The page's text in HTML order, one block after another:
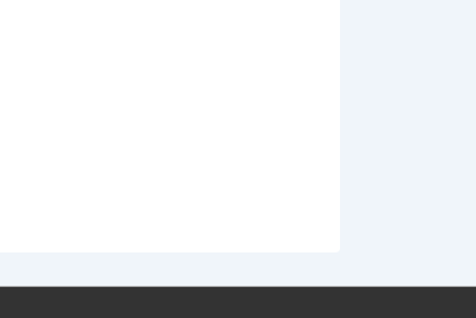
zbog prirode
prikazivanje njihovih
targetiranja. Međutim, stvarna
koje posluju na